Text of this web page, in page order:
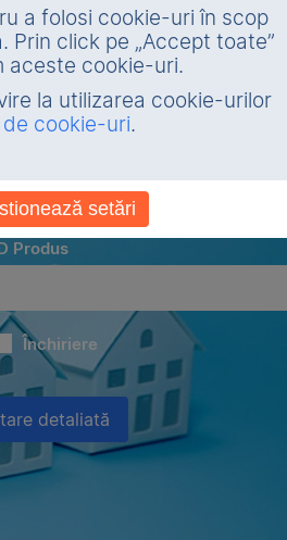
garanție
Executare silită În proprietatea BCR
Vânzare voluntară
Toate localităţile
Produs
Închiriere
detaliată
a folosi cookie-uri în scop
click pe „Accept toate”
aceste cookie-uri.
la utilizarea cookie-urilor
cookie-uri.
setări